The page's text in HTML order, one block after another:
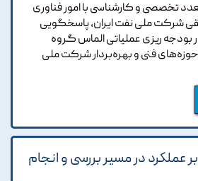
تخصصی و کارشناسی با امور فناوری
شرکت ملی نفت ایران، پاسخگویی
بودجه ریزی عملیاتی الماس گروه
حوزه‌های فنی و بهره‌بردار شرکت ملی
عملكرد در مسیر بررسی و انجام